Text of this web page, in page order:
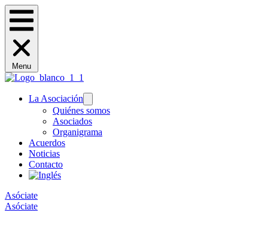
Menu
La Asociación
Quiénes somos
Asociados
Organigrama
Acuerdos
Noticias
Contacto
Asóciate
Asóciate